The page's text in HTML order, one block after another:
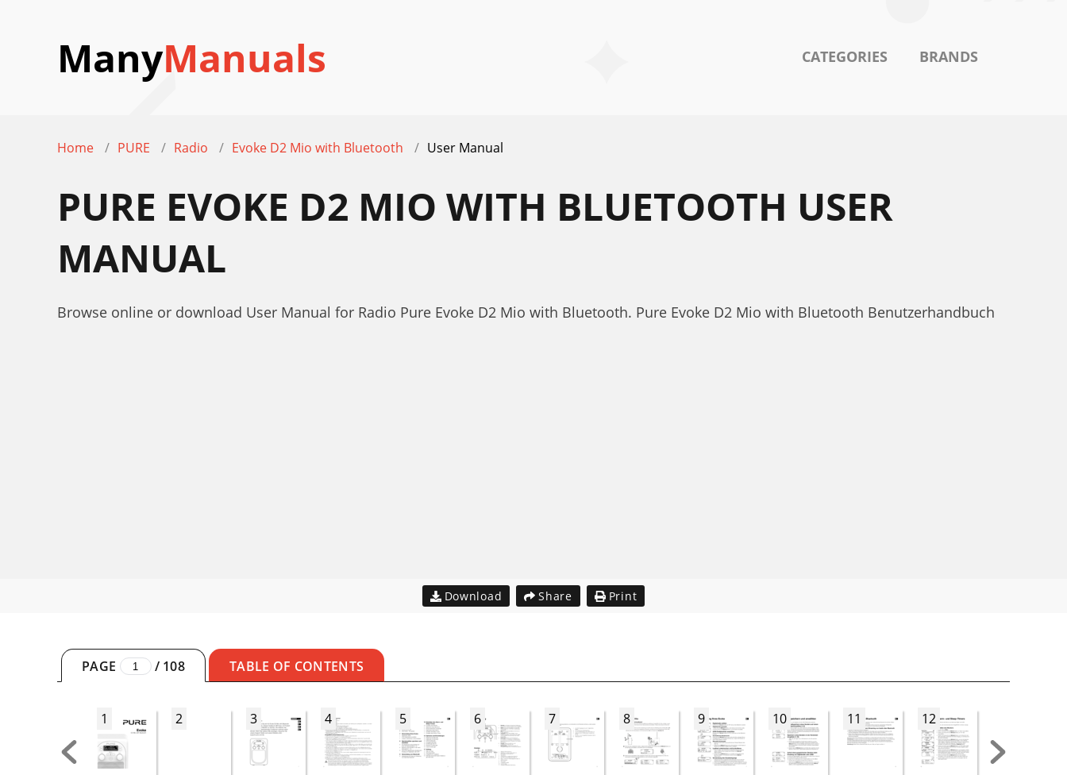
ManyManuals CATEGORIES BRANDS
Home PURE Radio Evoke D2 Mio with Bluetooth User Manual
PURE EVOKE D2 MIO WITH BLUETOOTH USER
MANUAL
Browse online or download User Manual for Radio Pure Evoke D2 Mio with Bluetooth. Pure Evoke D2 Mio with Bluetooth Benutzerhandbuch
Download Share Print
PAGE /108 TABLE OF CONTENTS
1 2 3 4 5 6 7 8 9 10 11 12